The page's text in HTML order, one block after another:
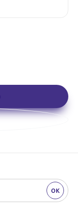
OK